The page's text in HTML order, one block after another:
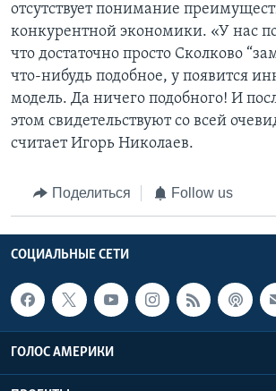
отсутствует понимание
конкурентной экономики. «У нас
что достаточно просто Сколково
что-нибудь подобное, у появится
модель. Да ничего подобного! И
этом свидетельствуют со всей
считает Игорь Николаев.
Поделиться Follow us
СОЦИАЛЬНЫЕ СЕТИ
ГОЛОС АМЕРИКИ